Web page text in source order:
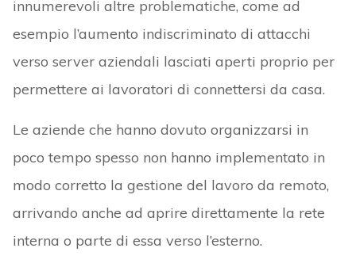
innumerevoli altre problematiche, come ad
esempio l’aumento indiscriminato di attacchi
verso server aziendali lasciati aperti proprio per
permettere ai lavoratori di connettersi da casa.
Le aziende che hanno dovuto organizzarsi in
poco tempo spesso non hanno implementato in
modo corretto la gestione del lavoro da remoto,
arrivando anche ad aprire direttamente la rete
interna o parte di essa verso l’esterno.